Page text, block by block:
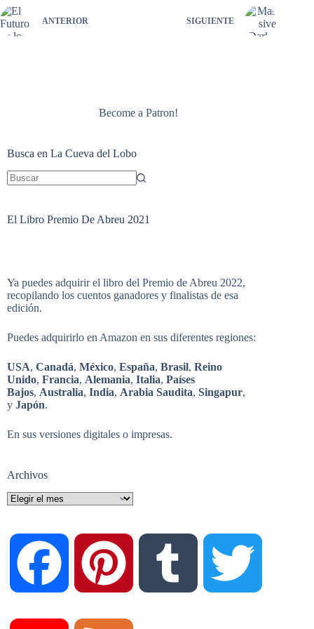
ANTERIOR SIGUIENTE
Become a Patron!
Busca en La Cueva del Lobo
El Libro Premio De Abreu 2021
Ya puedes adquirir el libro del Premio de Abreu 2022,
recopilando los cuentos ganadores y finalistas de esa
edición.
Puedes adquirirlo en Amazon en sus diferentes regiones:
USA, Canadá, México, España, Brasil, Reino
Unido, Francia, Alemania, Italia, Países
Bajos, Australia, India, Arabia Saudita, Singapur,
y Japón.
En sus versiones digitales o impresas.
Archivos
Archivos